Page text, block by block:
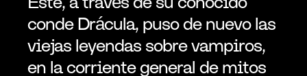
conde Drácula, puso de nuevo las
viejas leyendas sobre vampiros,
en la corriente general de mitos